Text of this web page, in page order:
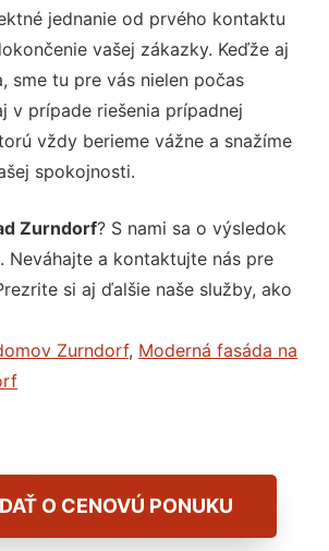
jednanie od prvého kontaktu
vašej zákazky. Keďže aj
sme tu pre vás nielen počas
v prípade riešenia prípadnej
vždy berieme vážne a snažíme
spokojnosti.
Zurndorf? S nami sa o výsledok
Neváhajte a kontaktujte nás pre
si aj ďalšie naše služby, ako
Zurndorf, Moderná fasáda na
O CENOVÚ PONUKU